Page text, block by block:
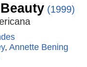
(1999)
, Annette Bening